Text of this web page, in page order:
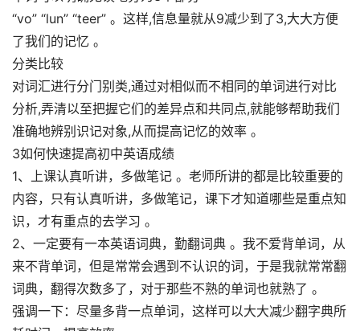
“vo” “lun” “teer” 。这样,信息量就从9减少到了3,大大方便
了我们的记忆 。
分类比较
对词汇进行分门别类,通过对相似而不相同的单词进行对比
分析,弄清以至把握它们的差异点和共同点,就能够帮助我们
准确地辨别识记对象,从而提高记忆的效率 。
3如何快速提高初中英语成绩
1、上课认真听讲，多做笔记 。老师所讲的都是比较重要的
内容，只有认真听讲，多做笔记，课下才知道哪些是重点知
识，才有重点的去学习 。
2、一定要有一本英语词典，勤翻词典 。我不爱背单词，从
来不背单词，但是常常会遇到不认识的词，于是我就常常翻
词典，翻得次数多了，对于那些不熟的单词也就熟了 。
强调一下：尽量多背一点单词，这样可以大大减少翻字典所